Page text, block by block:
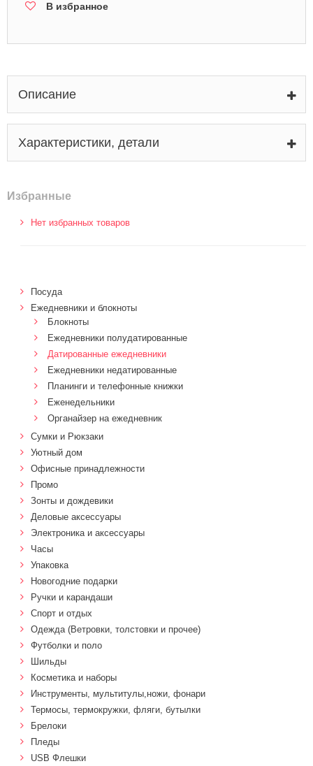
В избранное
Описание
Характеристики, детали
Избранные
Нет избранных товаров
Посуда
Ежедневники и блокноты
Блокноты
Ежедневники полудатированные
Датированные ежедневники
Ежедневники недатированные
Планинги и телефонные книжки
Еженедельники
Органайзер на ежедневник
Сумки и Рюкзаки
Уютный дом
Офисные принадлежности
Промо
Зонты и дождевики
Деловые аксессуары
Электроника и аксессуары
Часы
Упаковка
Новогодние подарки
Ручки и карандаши
Спорт и отдых
Одежда (Ветровки, толстовки и прочее)
Футболки и поло
Шильды
Косметика и наборы
Инструменты, мультитулы,ножи, фонари
Термосы, термокружки, фляги, бутылки
Брелоки
Пледы
USB Флешки